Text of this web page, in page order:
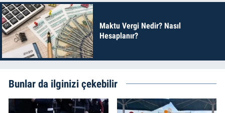
Maktu Vergi Nedir? Nasıl
Hesaplanır?
Bunlar da ilginizi çekebilir